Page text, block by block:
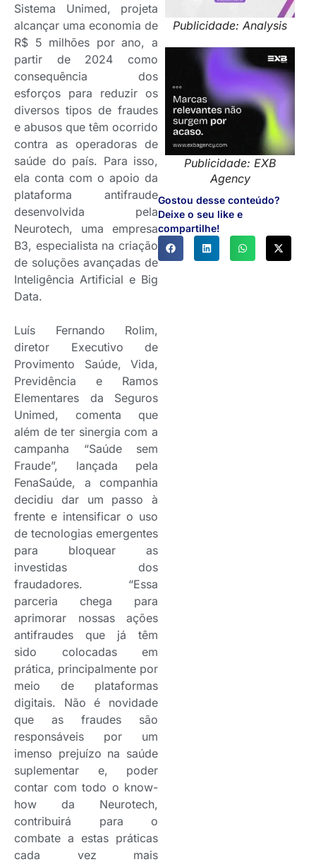
Publicidade: Analysis
Publicidade: EXB
Agency
Gostou desse conteúdo?
Deixe o seu like e
compartilhe!
Sistema Unimed, projeta
alcançar uma economia de
R$ 5 milhões por ano, a
partir de 2024 como
consequência dos
esforços para reduzir os
diversos tipos de fraudes
e abusos que têm ocorrido
contra as operadoras de
saúde do país. Para isso,
ela conta com o apoio da
plataforma antifraude
desenvolvida pela
Neurotech, uma empresa
B3, especialista na criação
de soluções avançadas de
Inteligência Artificial e Big
Data.
Luís Fernando Rolim,
diretor Executivo de
Provimento Saúde, Vida,
Previdência e Ramos
Elementares da Seguros
Unimed, comenta que
além de ter sinergia com a
campanha “Saúde sem
Fraude”, lançada pela
FenaSaúde, a companhia
decidiu dar um passo à
frente e intensificar o uso
de tecnologias emergentes
para bloquear as
investidas dos
fraudadores. “Essa
parceria chega para
aprimorar nossas ações
antifraudes que já têm
sido colocadas em
prática, principalmente por
meio de plataformas
digitais. Não é novidade
que as fraudes são
responsáveis por um
imenso prejuízo na saúde
suplementar e, poder
contar com todo o know-
how da Neurotech,
contribuirá para o
combate a estas práticas
cada vez mais